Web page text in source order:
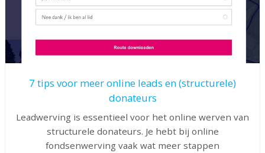
7 tips voor meer online leads en (structurele)
donateurs
Leadwerving is essentieel voor het online werven van
structurele donateurs. Je hebt bij online
fondsenwerving vaak wat meer stappen